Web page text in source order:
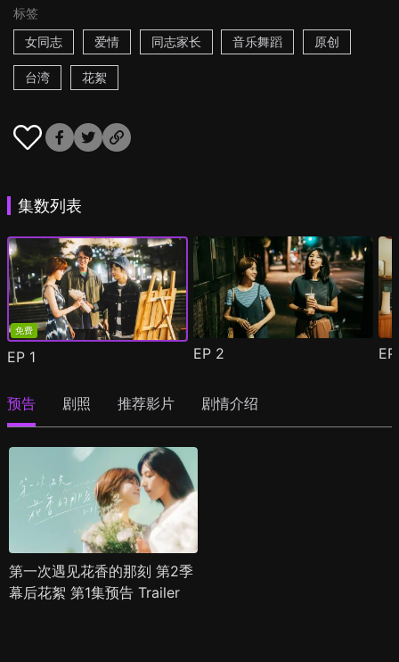
标签
女同志
爱情 同志家长 音乐舞蹈 原创
台湾 花絮
集数列表
免费
EP 1 EP 2
预告 剧照 推荐影片 剧情介绍
第一次遇见花香的那刻 第2季
幕后花絮 第1集预告 Trailer